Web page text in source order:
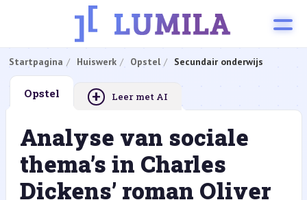
Startpagina Huiswerk Opstel Secundair onderwijs
Opstel + Leer met AI
Analyse van sociale
thema’s in Charles
Dickens’ roman Oliver